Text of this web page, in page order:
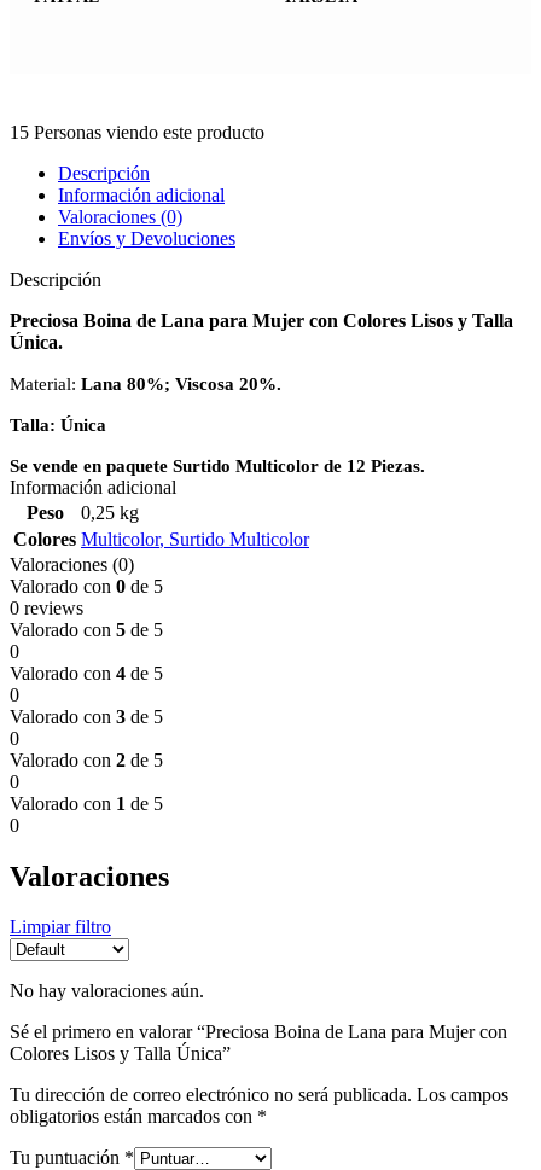
15 Personas viendo este producto
Descripción
Información adicional
Valoraciones (0)
Envíos y Devoluciones
Descripción
Preciosa Boina de Lana para Mujer con Colores Lisos y Talla
Única.
Material: Lana 80%; Viscosa 20%.
Talla: Única
Se vende en paquete Surtido Multicolor de 12 Piezas.
Información adicional
Peso
0,25 kg
Colores Multicolor, Surtido Multicolor
Valoraciones (0)
Valorado con 0 de 5
0 reviews
Valorado con 5 de 5
0
Valorado con 4 de 5
0
Valorado con 3 de 5
0
Valorado con 2 de 5
0
Valorado con 1 de 5
0
Valoraciones
Limpiar filtro
No hay valoraciones aún.
Sé el primero en valorar “Preciosa Boina de Lana para Mujer con
Colores Lisos y Talla Única”
Tu dirección de correo electrónico no será publicada. Los campos
obligatorios están marcados con *
Tu puntuación *